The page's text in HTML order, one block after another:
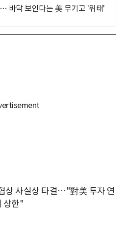
바닥 보인다는 美 무기고 '위태'
상 사실상 타결…"對美 투자 연
상한"